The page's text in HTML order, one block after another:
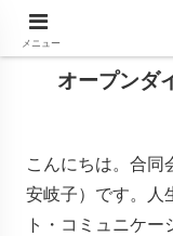
オープンダ
こんにちは。合
安岐子）です。人
ト・コミュニケ
メニュー